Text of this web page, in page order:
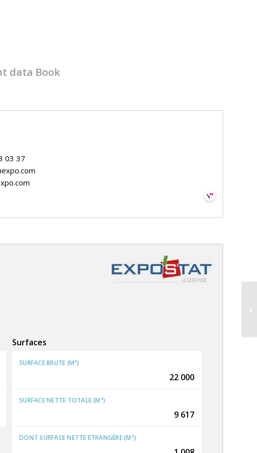
data Book
03 37
Surfaces
SURFACE BRUTE (M²)
22 000
SURFACE NETTE TOTALE (M²)
9 617
DONT SURFACE NETTE ÉTRANGÈRE (M²)